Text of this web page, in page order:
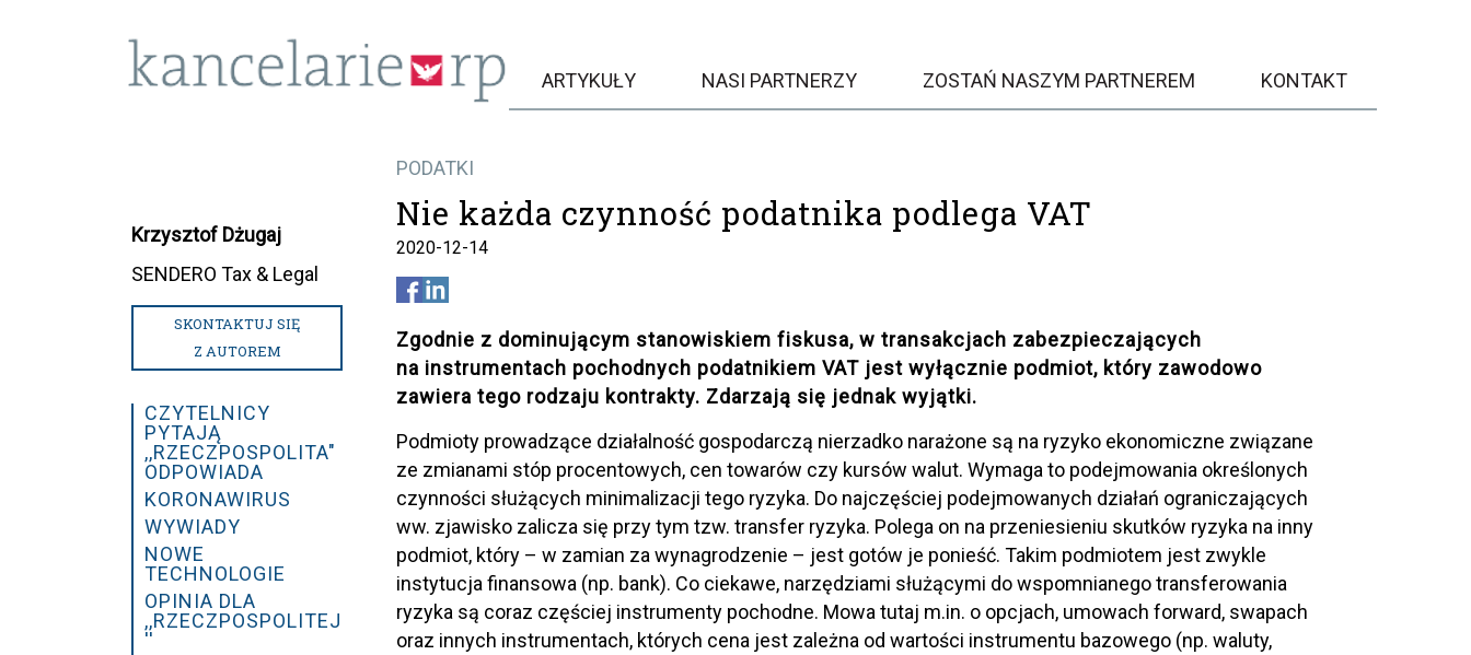
ARTYKUŁY NASI PARTNERZY ZOSTAŃ NASZYM PARTNEREM KONTAKT
PODATKI
Nie każda czynność podatnika podlega VAT
2020-12-14
Zgodnie z dominującym stanowiskiem fiskusa, w transakcjach zabezpieczających
na instrumentach pochodnych podatnikiem VAT jest wyłącznie podmiot, który zawodowo
zawiera tego rodzaju kontrakty. Zdarzają się jednak wyjątki.
Podmioty prowadzące działalność gospodarczą nierzadko narażone są na ryzyko ekonomiczne związane
ze zmianami stóp procentowych, cen towarów czy kursów walut. Wymaga to podejmowania określonych
czynności służących minimalizacji tego ryzyka. Do najczęściej podejmowanych działań ograniczających
ww. zjawisko zalicza się przy tym tzw. transfer ryzyka. Polega on na przeniesieniu skutków ryzyka na inny
podmiot, który – w zamian za wynagrodzenie – jest gotów je ponieść. Takim podmiotem jest zwykle
instytucja finansowa (np. bank). Co ciekawe, narzędziami służącymi do wspomnianego transferowania
ryzyka są coraz częściej instrumenty pochodne. Mowa tutaj m.in. o opcjach, umowach forward, swapach
oraz innych instrumentach, których cena jest zależna od wartości instrumentu bazowego (np. waluty,
Krzysztof Dżugaj
SENDERO Tax & Legal
SKONTAKTUJ SIĘ
Z AUTOREM
CZYTELNICY
PYTAJĄ
,,RZECZPOSPOLITA"
ODPOWIADA
KORONAWIRUS
WYWIADY
NOWE
TECHNOLOGIE
OPINIA DLA
,,RZECZPOSPOLITEJ
''